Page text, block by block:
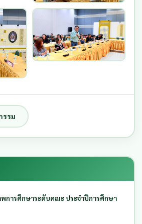
รรม
การศึกษาระดับคณะ ประจำปีการศึกษา